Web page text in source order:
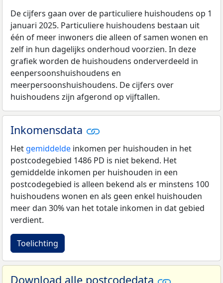
De cijfers gaan over de particuliere huishoudens op 1
januari 2025. Particuliere huishoudens bestaan uit
één of meer inwoners die alleen of samen wonen en
zelf in hun dagelijks onderhoud voorzien. In deze
grafiek worden de huishoudens onderverdeeld in
eenpersoonshuishoudens en
meerpersoonshuishoudens. De cijfers over
huishoudens zijn afgerond op vijftallen.
Inkomensdata
Het gemiddelde inkomen per huishouden in het
postcodegebied 1486 PD is niet bekend. Het
gemiddelde inkomen per huishouden in een
postcodegebied is alleen bekend als er minstens 100
huishoudens wonen en als geen enkel huishouden
meer dan 30% van het totale inkomen in dat gebied
verdient.
Toelichting
Download alle postcodedata